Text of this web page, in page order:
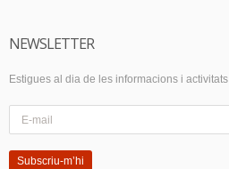
NEWSLETTER
Estigues al dia de les informacions i
Subscriu-m’hi